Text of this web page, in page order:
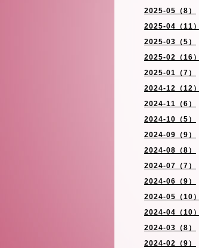
2025-05（8）
2025-04（11）
2025-03（5）
2025-02（16）
2025-01（7）
2024-12（12）
2024-11（6）
2024-10（5）
2024-09（9）
2024-08（8）
2024-07（7）
2024-06（9）
2024-05（10）
2024-04（10）
2024-03（8）
2024-02（9）